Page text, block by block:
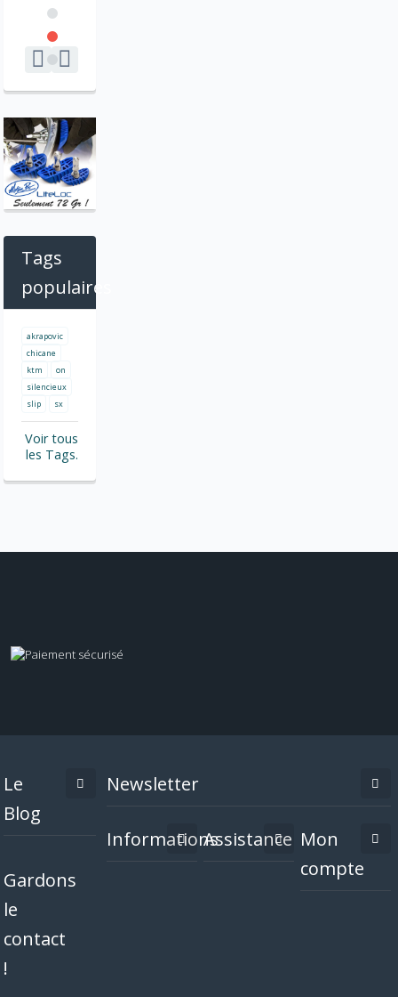
Tags
populaires
akrapovic
chicane
ktm
on
silencieux
slip
sx
Voir tous
les Tags.
Le
Blog
Gardons
le
contact
!
Newsletter
InformationsAssistance Mon
compte